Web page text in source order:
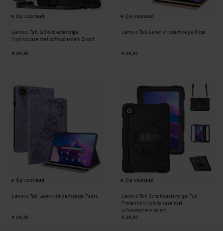
Op voorraad
Lenovo Tab Schokbestendige
Hybridcase met schouderriem Zwart
€ 29,95
Op voorraad
Lenovo Tab Leren vlinderhoesje Roze
€ 24,95
Op voorraad
Lenovo Tab Leren vlinderhoesje Paars
€ 24,95
Op voorraad
Lenovo Tab Schokbestendige Full
Protection Hybridcase met
schouderriem zwart
€ 29,95